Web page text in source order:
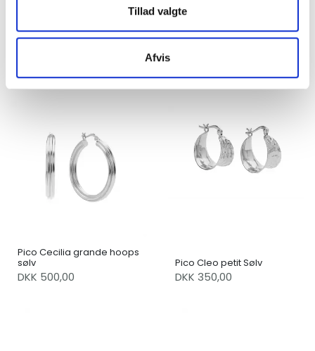
Tillad valgte
Afvis
Pico Cecilia grande hoops
sølv
DKK 500,00
Pico Cleo petit Sølv
DKK 350,00